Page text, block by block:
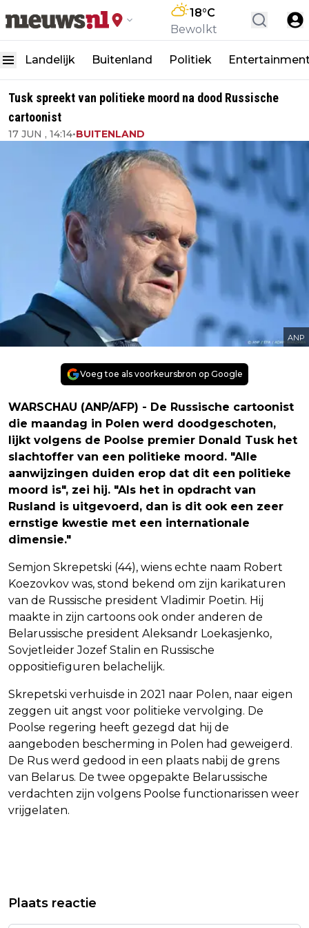
18°C
Bewolkt
Landelijk Buitenland Politiek
Tusk spreekt van politieke moord na dood Russische
cartoonist
17 JUN , 14:14•BUITENLAND
ANP
Voeg toe als voorkeursbron op Google
WARSCHAU (ANP/AFP) - De Russische cartoonist
die maandag in Polen werd doodgeschoten,
lijkt volgens de Poolse premier Donald Tusk het
slachtoffer van een politieke moord. "Alle
aanwijzingen duiden erop dat dit een politieke
moord is", zei hij. "Als het in opdracht van
Rusland is uitgevoerd, dan is dit ook een zeer
ernstige kwestie met een internationale
dimensie."
Semjon Skrepetski (44), wiens echte naam Robert
Koezovkov was, stond bekend om zijn karikaturen
van de Russische president Vladimir Poetin. Hij
maakte in zijn cartoons ook onder anderen de
Belarussische president Aleksandr Loekasjenko,
Sovjetleider Jozef Stalin en Russische
oppositiefiguren belachelijk.
Skrepetski verhuisde in 2021 naar Polen, naar eigen
zeggen uit angst voor politieke vervolging. De
Poolse regering heeft gezegd dat hij de
aangeboden bescherming in Polen had geweigerd.
De Rus werd gedood in een plaats nabij de grens
van Belarus. De twee opgepakte Belarussische
verdachten zijn volgens Poolse functionarissen weer
vrijgelaten.
EEN VERMINKING VAN TAKE A
KAPOTTE KACHELS: PARODIE-
Plaats reactie